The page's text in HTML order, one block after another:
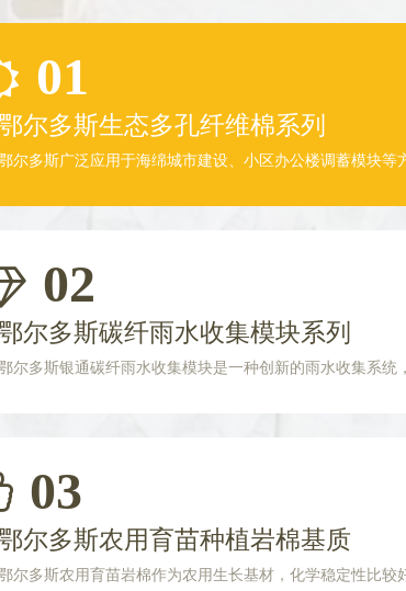
01
尔多斯生态多孔纤维棉系列
尔多斯广泛应用于海绵城市建设、小区办公楼调蓄模块等
02
尔多斯碳纤雨水收集模块系列
尔多斯银通碳纤雨水收集模块是一种创新的雨水收集系统
03
尔多斯农用育苗种植岩棉基质
尔多斯农用育苗岩棉作为农用生长基材，化学稳定性比较